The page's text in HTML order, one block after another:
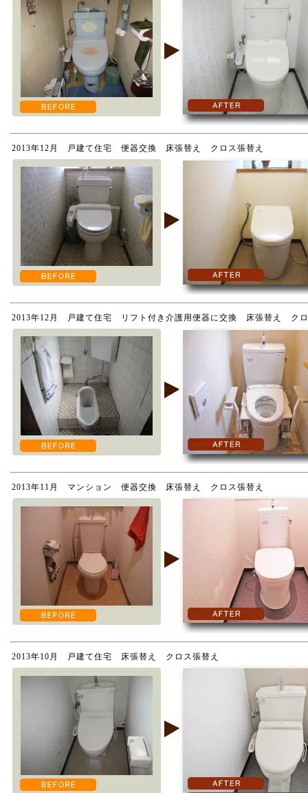
2013年12月 戸建て住宅 便器交換 床張替え クロス張替え
2013年12月 戸建て住宅 リフト付き介護用便器に交換 床張替え ク
2013年11月 マンション 便器交換 床張替え クロス張替え
2013年10月 戸建て住宅 床張替え クロス張替え